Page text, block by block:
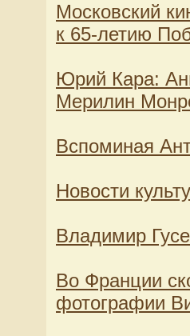
Московский
к 65-летию
Юрий Кара:
Мерилин
Вспоминая
Новости
Владимир
Во Франции
фотографии